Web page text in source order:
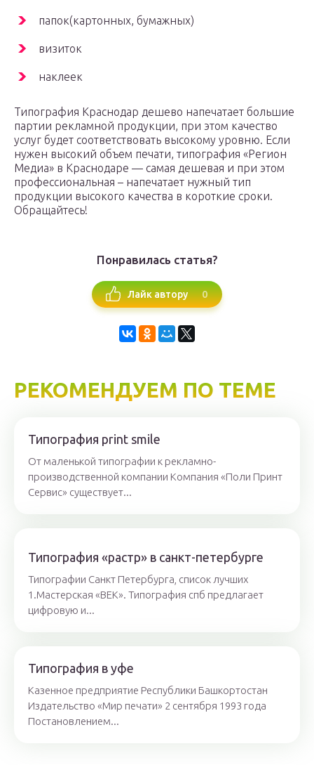
папок(картонных, бумажных)
визиток
наклеек
Типография Краснодар дешево напечатает большие
партии рекламной продукции, при этом качество
услуг будет соответствовать высокому уровню. Если
нужен высокий объем печати, типография «Регион
Медиа» в Краснодаре — самая дешевая и при этом
профессиональная – напечатает нужный тип
продукции высокого качества в короткие сроки.
Обращайтесь!
Понравилась статья?
Лайк автору 0
РЕКОМЕНДУЕМ ПО ТЕМЕ
Типография print smile
От маленькой типографии к рекламно-
производственной компании Компания «Поли Принт
Сервис» существует...
Типография «растр» в санкт-петербурге
Типографии Санкт Петербурга, список лучших
1.Мастерская «ВЕК». Типография спб предлагает
цифровую и...
Типография в уфе
Казенное предприятие Республики Башкортостан
Издательство «Мир печати» 2 сентября 1993 года
Постановлением...